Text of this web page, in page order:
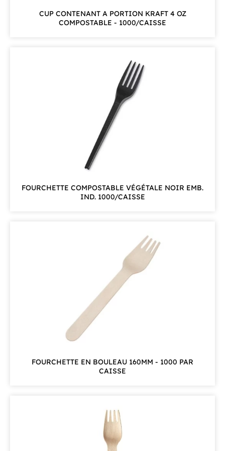
CUP CONTENANT A PORTION KRAFT 4 OZ
COMPOSTABLE - 1000/CAISSE
FOURCHETTE COMPOSTABLE VÉGÉTALE NOIR EMB.
IND. 1000/CAISSE
FOURCHETTE EN BOULEAU 160MM - 1000 PAR
CAISSE